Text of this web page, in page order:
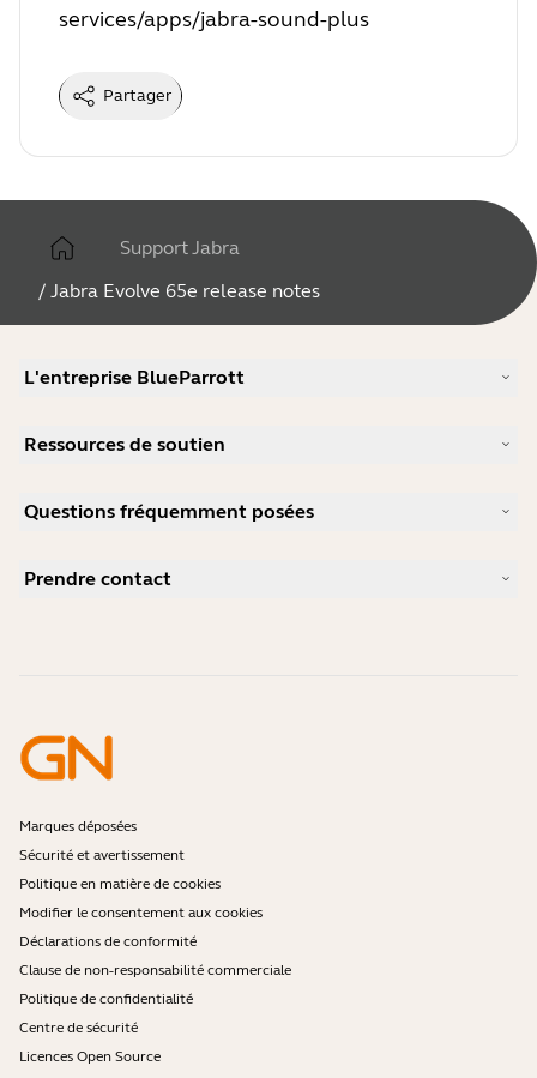
services/apps/jabra-sound-plus
Partager
Support Jabra
/ Jabra Evolve 65e release notes
L'entreprise BlueParrott
Carrières
Actualité et communiqués de presse
Ressources de soutien
Manuels d'utilisation
Guide de compatibilité
Questions fréquemment posées
Comment choisir un bon micro-casque pour iPhone ?
Prendre contact
Politique de fin de vie de l'entreprise
Programme pour développeurs
Marques déposées
Sécurité et avertissement
Politique en matière de cookies
Modifier le consentement aux cookies
Déclarations de conformité
Clause de non-responsabilité commerciale
Politique de confidentialité
Centre de sécurité
Licences Open Source